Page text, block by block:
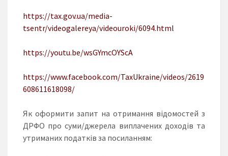
https://tax.gov.ua/media-
tsentr/videogalereya/videouroki/6094.html
https://youtu.be/wsGYmcOYScA
https://www.facebook.com/TaxUkraine/videos/2619
608611618098/
Як оформити запит на отримання відомостей з
ДРФО про суми/джерела виплачених доходів та
утриманих податків за посиланням: